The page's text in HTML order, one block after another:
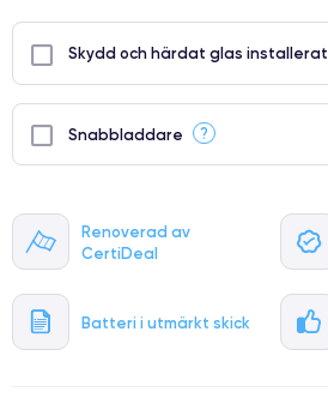
Renoverad av
CertiDeal
Batteri i utmärkt skick
Skydd och härdat glas installerat
Snabbladdare ?